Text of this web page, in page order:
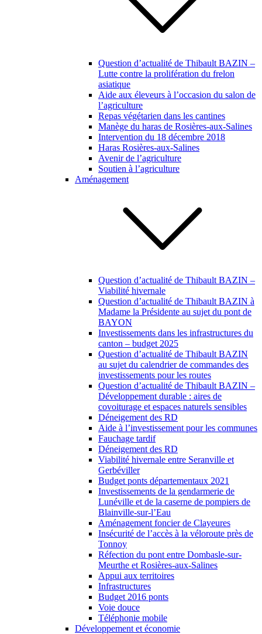
Question d’actualité de Thibault BAZIN –
Lutte contre la prolifération du frelon
asiatique
Aide aux éleveurs à l’occasion du salon de
l’agriculture
Repas végétarien dans les cantines
Manège du haras de Rosières-aux-Salines
Intervention du 18 décembre 2018
Haras Rosières-aux-Salines
Avenir de l’agriculture
Soutien à l’agriculture
Aménagement
Question d’actualité de Thibault BAZIN –
Viabilité hivernale
Question d’actualité de Thibault BAZIN à
Madame la Présidente au sujet du pont de
BAYON
Investissements dans les infrastructures du
canton – budget 2025
Question d’actualité de Thibault BAZIN
au sujet du calendrier de commandes des
investissements pour les routes
Question d’actualité de Thibault BAZIN –
Développement durable : aires de
covoiturage et espaces naturels sensibles
Déneigement des RD
Aide à l’investissement pour les communes
Fauchage tardif
Déneigement des RD
Viabilité hivernale entre Seranville et
Gerbéviller
Budget ponts départementaux 2021
Investissements de la gendarmerie de
Lunéville et de la caserne de pompiers de
Blainville-sur-l’Eau
Aménagement foncier de Clayeures
Insécurité de l’accès à la véloroute près de
Tonnoy
Réfection du pont entre Dombasle-sur-
Meurthe et Rosières-aux-Salines
Appui aux territoires
Infrastructures
Budget 2016 ponts
Voie douce
Téléphonie mobile
Développement et économie